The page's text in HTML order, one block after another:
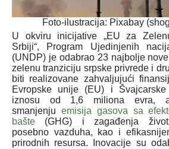
Foto-ilustracija: Pixabay
U okviru inicijative „EU za
Srbiji“, Program Ujedinjenih
(UNDP) je odabrao 23 najbolje
zelenu tranziciju srpske privrede i
biti realizovane zahvaljujući
Evropske unije (EU) i
iznosu od 1,6 miliona evra,
smanjenju emisija gasova sa
bašte (GHG) i zagađenja
posebno vazduha, kao i
prirodnih resursa. Inovacije su